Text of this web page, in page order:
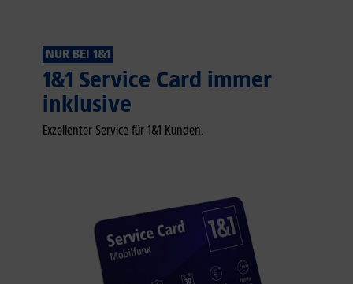
NUR BEI 1&1
1&1 Service Card immer
inklusive
Exzellenter Service für 1&1 Kunden.